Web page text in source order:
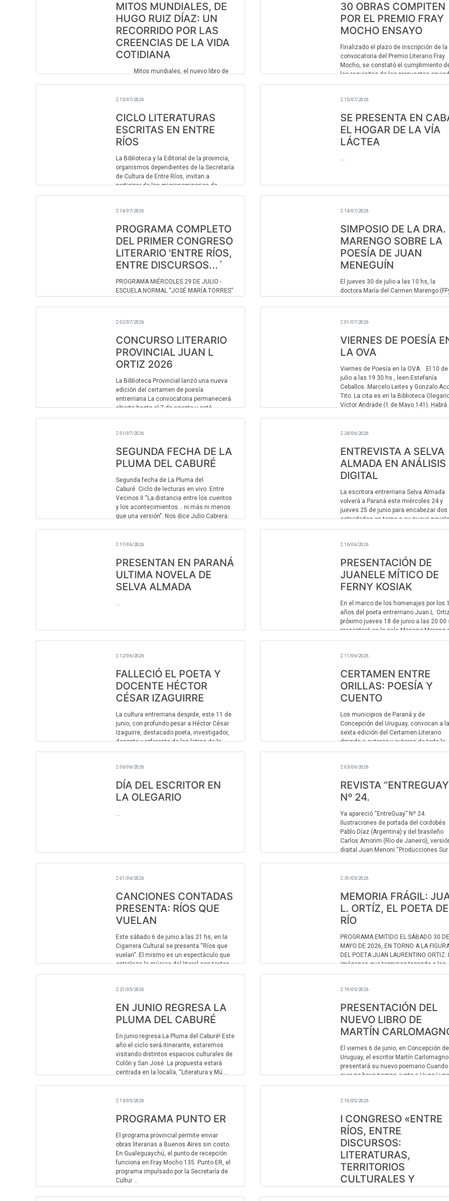
MITOS MUNDIALES, DE
HUGO RUIZ DÍAZ: UN
RECORRIDO POR LAS
CREENCIAS DE LA VIDA
COTIDIANA
Mitos mundiales, el nuevo libro de
tiempo y siguen formando parte de
30 OBRAS COMPITEN
POR EL PREMIO FRAY
MOCHO ENSAYO
Finalizado el plazo de inscripción de la
convocatoria del Premio Literario Fray
Mocho, se constató el cumplimiento
los requisitos de las propuestas
Se trata de la máxima distinción
15/07/2026
CICLO LITERATURAS
ESCRITAS EN ENTRE
RÍOS
La Biblioteca y la Editorial de la provincia,
organismos dependientes de la Secretaría
de Cultura de Entre Ríos, invitan a
participar de los microseminarios de
lectura crítica “Literaturas Escritas en
15/07/2026
SE PRESENTA EN
EL HOGAR DE LA VÍA
LÁCTEA
...
14/07/2026
PROGRAMA COMPLETO
DEL PRIMER CONGRESO
LITERARIO 'ENTRE RÍOS,
ENTRE DISCURSOS...´
PROGRAMA MIÉRCOLES 29 DE JULIO -
ESCUELA NORMAL “JOSÉ MARÍA TORRES”
Acreditaciones 14.00 HS - Apertura - Salón
14/07/2026
SIMPOSIO DE LA DRA.
MARENGO SOBRE LA
POESÍA DE JUAN
MENEGUÍN
El jueves 30 de julio a las 10 hs, la
doctora María del Carmen Marengo
concordiense Juan Meneguín y la
02/07/2026
CONCURSO LITERARIO
PROVINCIAL JUAN L
ORTIZ 2026
La Biblioteca Provincial lanzó una nueva
edición del certamen de poesía
entrerriana La convocatoria permanecerá
abierta hasta el 7 de agosto y está
destinada a escritores mayores de 18
01/07/2026
VIERNES DE POESÍA
LA OVA
Viernes de Poesía en la OVA. El 10 de
julio a las 19.30 hs., leen Estefanía
Ceballos. Marcelo Leites y Gonzalo
Tito. La cita es en la Biblioteca
Víctor Andrade (1 de Mayo 141). Habrá
01/07/2026
SEGUNDA FECHA DE LA
PLUMA DEL CABURÉ
Segunda fecha de La Pluma del
Caburé. Ciclo de lecturas en vivo. Entre
Vecinos II “La distancia entre los cuentos
y los acontecimientos... ni más ni menos
que una versión". Nos dice Julio Cabrera:
24/06/2026
ENTREVISTA A SELVA
ALMADA EN ANÁLISIS
DIGITAL
La escritora entrerriana Selva Almada
volverá a Paraná este miércoles 24 y
jueves 25 de junio para encabezar dos
actividades en torno a su nueva
Una casa sola. La autora, nacida en
17/06/2026
PRESENTAN EN PARANÁ
ULTIMA NOVELA DE
SELVA ALMADA
...
16/06/2026
PRESENTACIÓN DE
JUANELE MÍTICO DE
FERNY KOSIAK
En el marco de los homenajes por los
años del poeta entrerriano Juan L.
próximo jueves 18 de junio a las 20:00
presentará en la sala Mariano Moreno
Honorable Concejo Deliberante de
12/06/2026
FALLECIÓ EL POETA Y
DOCENTE HÉCTOR
CÉSAR IZAGUIRRE
La cultura entrerriana despide, este 11 de
junio, con profundo pesar a Héctor César
Izaguirre, destacado poeta, investigador,
docente y referente de las letras de la
provincia, quien falleció en las últimas hor
11/06/2026
CERTAMEN ENTRE
ORILLAS: POESÍA Y
CUENTO
Los municipios de Paraná y de
Concepción del Uruguay, convocan a la
sexta edición del Certamen Literario
dirigido a autores y autoras de toda la
provincia de Entre Ríos. Además, en el
06/06/2026
DÍA DEL ESCRITOR EN
LA OLEGARIO
...
03/06/2026
REVISTA
Nº 24.
Ya apareció “EntreGuay” Nº 24.
Ilustraciones de portada del cordobés
Pablo Díaz (Argentina) y del brasileño
Carlos Amorim (Río de Janeiro),
digital Juan Menoni “Producciones Sur
01/06/2026
CANCIONES CONTADAS
PRESENTA: RÍOS QUE
VUELAN
Este sábado 6 de junio a las 21 hs, en la
Cigarrera Cultural se presenta “Ríos que
vuelan”. El mismo es un espectáculo que
entrelaza la música del litoral con textos
de poetas entrerrianos consagrados y
31/05/2026
MEMORIA FRÁGIL:
L. ORTÍZ, EL POETA
RÍO
PROGRAMA EMITIDO EL SÁBADO 30 DE
MAYO DE 2026, EN TORNO A LA
DEL POETA JUAN LAURENTINO ORTIZ.
imágenes que terminan tapando a las
personas. La de Juan Laurentino Ortiz
21/05/2026
EN JUNIO REGRESA LA
PLUMA DEL CABURÉ
En junio regresa La Pluma del Caburé! Este
año el ciclo será itinerante, estaremos
visitando distintos espacios culturales de
Colón y San José. La propuesta estará
centrada en la localía, “Literatura y Mú ...
19/05/2026
PRESENTACIÓN DEL
NUEVO LIBRO DE
MARTÍN
El viernes 6 de junio, en Concepción del
Uruguay, el escritor Martín Carlomagno
presentará su nuevo poemario Cuando
ayer no haya tiempo, junto a Hugo
cita es a las 20 hs en 25 de mayo 113.
13/05/2026
PROGRAMA PUNTO ER
El programa provincial permite enviar
obras literarias a Buenos Aires sin costo.
En Gualeguaychú, el punto de recepción
funciona en Fray Mocho 135. Punto ER, el
programa impulsado por la Secretaría de
Cultur ...
10/05/2026
I CONGRESO «ENTRE
RÍOS, ENTRE
DISCURSOS:
LITERATURAS,
TERRITORIOS
CULTURALES Y